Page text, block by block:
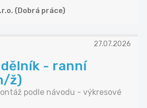
(Dobrá práce)
27.07.2026
- ranní
ž)
podle návodu - výkresové